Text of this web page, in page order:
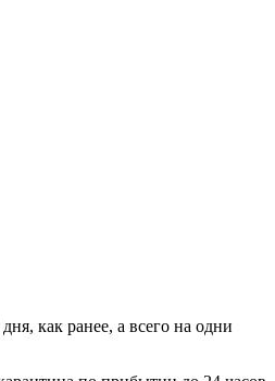
как ранее, а всего на одни